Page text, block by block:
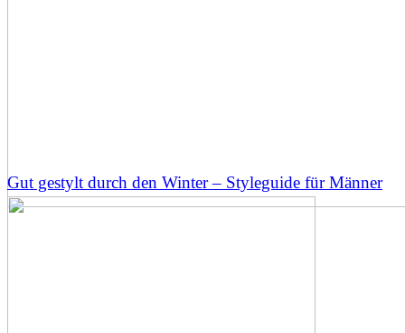
Gut gestylt durch den Winter – Styleguide für Männer